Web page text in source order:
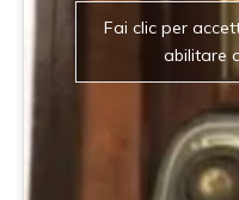
Fai clic per
abilitare